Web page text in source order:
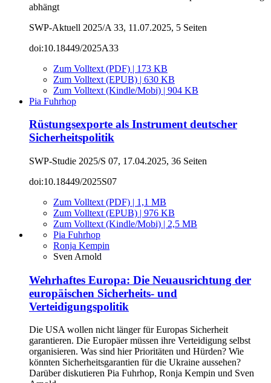
abhängt
SWP-Aktuell 2025/A 33, 11.07.2025, 5 Seiten
doi:10.18449/2025A33
Zum Volltext (PDF) | 173 KB
Zum Volltext (EPUB) | 630 KB
Zum Volltext (Kindle/Mobi) | 904 KB
Pia Fuhrhop
Rüstungsexporte als Instrument deutscher
Sicherheitspolitik
SWP-Studie 2025/S 07, 17.04.2025, 36 Seiten
doi:10.18449/2025S07
Zum Volltext (PDF) | 1,1 MB
Zum Volltext (EPUB) | 976 KB
Zum Volltext (Kindle/Mobi) | 2,5 MB
Pia Fuhrhop
Ronja Kempin
Sven Arnold
Wehrhaftes Europa: Die Neuausrichtung der
europäischen Sicherheits- und
Verteidigungspolitik
Die USA wollen nicht länger für Europas Sicherheit
garantieren. Die Europäer müssen ihre Verteidigung selbst
organisieren. Was sind hier Prioritäten und Hürden? Wie
könnten Sicherheitsgarantien für die Ukraine aussehen?
Darüber diskutieren Pia Fuhrhop, Ronja Kempin und Sven